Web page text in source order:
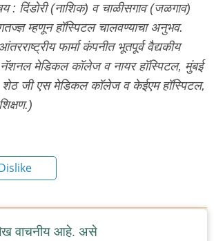
: दिंडोरी (नाशिक) व चाळीसगाव (जळगाव)
म्हणून हॉस्पिटल चालवण्याचा अनुभव.
फार्मा कंपनीत भूतपूर्व वैद्यकीय
नॅशनल मेडिकल कॉलेज व नायर हॉस्पिटल, मुंबई
शेठ जी एस मेडिकल कॉलेज व केईएम हॉस्पिटल,
वाचनीय आहे. असे